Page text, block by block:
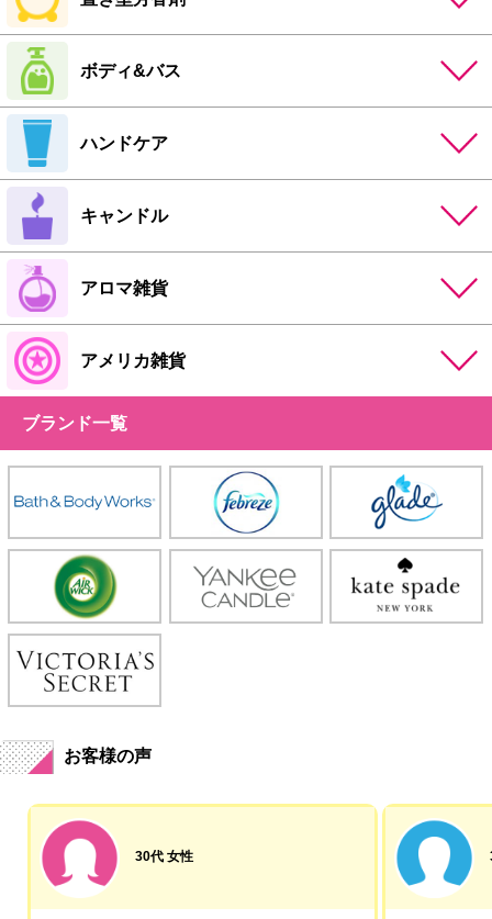
ボディ&バス
ハンドケア
キャンドル
アロマ雑貨
アメリカ雑貨
ブランド一覧
お客様の声
30代 女性